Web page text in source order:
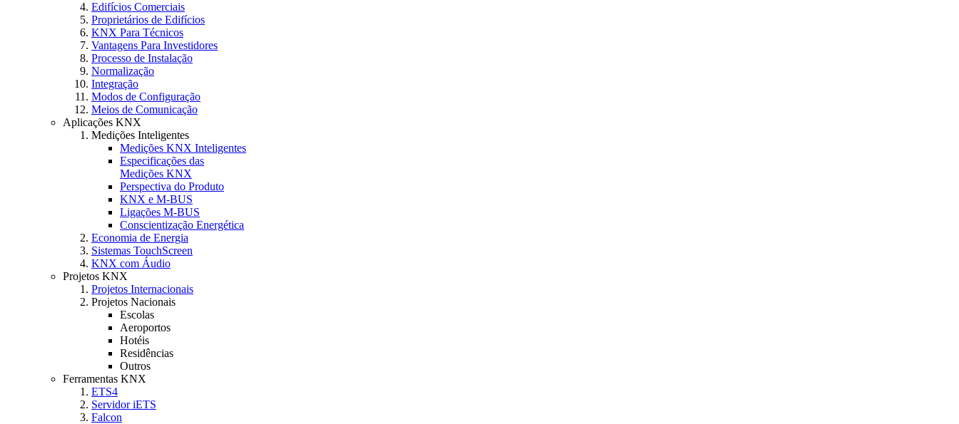
Edifícios Comerciais
Proprietários de Edifícios
KNX Para Técnicos
Vantagens Para Investidores
Processo de Instalação
Normalização
Integração
Modos de Configuração
Meios de Comunicação
Aplicações KNX
Medições Inteligentes
Medições KNX Inteligentes
Especificações das
Medições KNX
Perspectiva do Produto
KNX e M-BUS
Ligações M-BUS
Conscientização Energética
Economia de Energia
Sistemas TouchScreen
KNX com Áudio
Projetos KNX
Projetos Internacionais
Projetos Nacionais
Escolas
Aeroportos
Hotéis
Residências
Outros
Ferramentas KNX
ETS4
Servidor iETS
Falcon